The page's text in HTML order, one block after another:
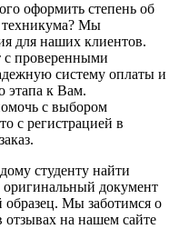
оформить степень об
техникума? Мы
для наших клиентов.
с проверенными
систему оплаты и
этапа к Вам.
с выбором
с регистрацией в
студенту найти
оригинальный документ
образец. Мы заботимся о
отзывах на нашем сайте